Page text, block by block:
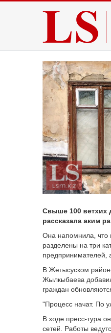
Свыше 100 ветхих
рассказала аким
Она напомнила, что
разделены на три
предпринимателей,
В Жетысуском
Жылкыбаева
граждан
"Процесс начат. По
В ходе пресс-тура
сетей. Работы